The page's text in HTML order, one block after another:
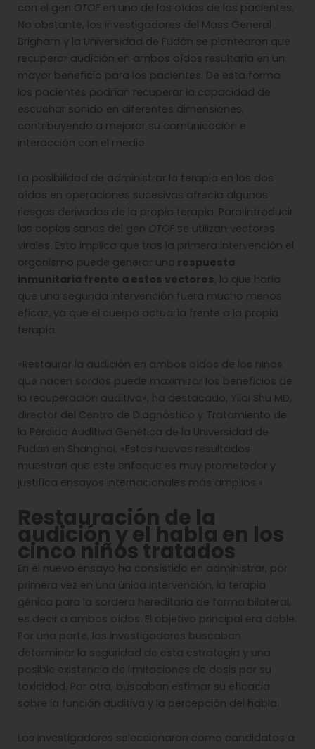
con el gen OTOF en uno de los oídos de los pacientes.
No obstante, los investigadores del Mass General
Brigham y la Universidad de Fudán se plantearon que
recuperar audición en ambos oídos resultaría en un
mayor beneficio para los pacientes. De esta forma
los pacientes podrían recuperar la capacidad de
escuchar sonido en diferentes dimensiones,
contribuyendo a mejorar su comunicación e
interacción con el medio.
La posibilidad de administrar la terapia en los dos
oídos en operaciones sucesivas ofrecía algunos
riesgos derivados de la propia terapia. Para introducir
las copias sanas del gen OTOF se utilizan vectores
virales. Esto implica que tras la primera intervención el
organismo puede generar una respuesta
inmunitaria frente a estos vectores, lo que haría
que una segunda intervención fuera mucho menos
eficaz, ya que el cuerpo actuaría frente a la propia
terapia.
«Restaurar la audición en ambos oídos de los niños
que nacen sordos puede maximizar los beneficios de
la recuperación auditiva», ha destacado, Yilai Shu MD,
director del Centro de Diagnóstico y Tratamiento de
la Pérdida Auditiva Genética de la Universidad de
Fudan en Shanghai. «Estos nuevos resultados
muestran que este enfoque es muy prometedor y
justifica ensayos internacionales más amplios.»
Restauración de la
audición y el habla en los
cinco niños tratados
En el nuevo ensayo ha consistido en administrar, por
primera vez en una única intervención, la terapia
génica para la sordera hereditaria de forma bilateral,
es decir a ambos oídos. El objetivo principal era doble.
Por una parte, los investigadores buscaban
determinar la seguridad de esta estrategia y una
posible existencia de limitaciones de dosis por su
toxicidad. Por otra, buscaban estimar su eficacia
sobre la función auditiva y la percepción del habla.
Los investigadores seleccionaron como candidatos a